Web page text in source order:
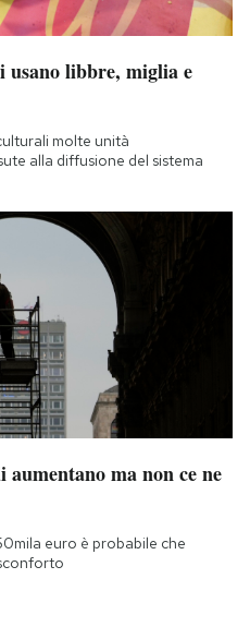
usano libbre, miglia e
molte unità
alla diffusione del sistema
ma non ce ne
euro è probabile che